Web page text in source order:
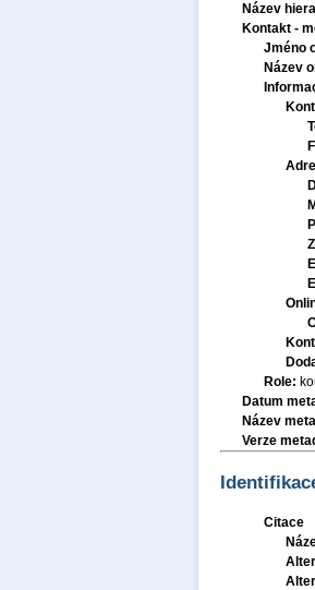
Název
Kontakt -
Jméno
Název
Role:
Datum
Název
Verze
Citace